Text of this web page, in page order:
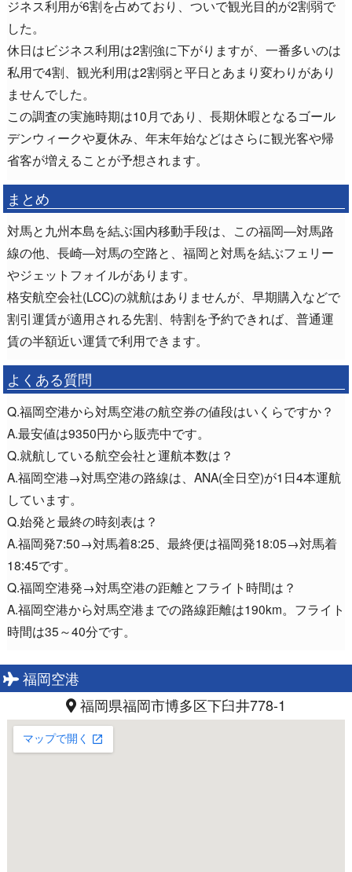
ジネス利用が6割を占めており、ついで観光目的が2割弱で
した。
休日はビジネス利用は2割強に下がりますが、一番多いのは
私用で4割、観光利用は2割弱と平日とあまり変わりがあり
ませんでした。
この調査の実施時期は10月であり、長期休暇となるゴール
デンウィークや夏休み、年末年始などはさらに観光客や帰
省客が増えることが予想されます。
まとめ
対馬と九州本島を結ぶ国内移動手段は、この福岡―対馬路
線の他、長崎―対馬の空路と、福岡と対馬を結ぶフェリー
やジェットフォイルがあります。
格安航空会社(LCC)の就航はありませんが、早期購入などで
割引運賃が適用される先割、特割を予約できれば、普通運
賃の半額近い運賃で利用できます。
よくある質問
Q.福岡空港から対馬空港の航空券の値段はいくらですか？
A.最安値は9350円から販売中です。
Q.就航している航空会社と運航本数は？
A.福岡空港→対馬空港の路線は、ANA(全日空)が1日4本運航
しています。
Q.始発と最終の時刻表は？
A.福岡発7:50→対馬着8:25、最終便は福岡発18:05→対馬着
18:45です。
Q.福岡空港発→対馬空港の距離とフライト時間は？
A.福岡空港から対馬空港までの路線距離は190km。フライト
時間は35～40分です。
福岡空港
福岡県福岡市博多区下臼井778-1